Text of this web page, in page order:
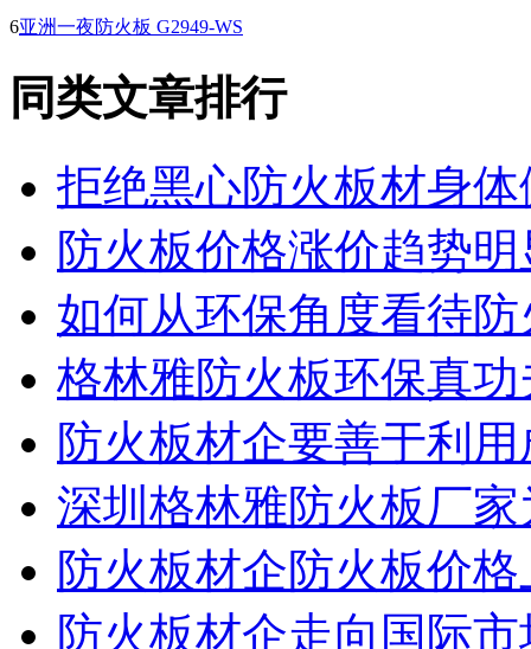
6亚洲一夜防火板 G2949-WS
同类文章排行
拒绝黑心防火板材身
防火板价格涨价趋势
如何从环保角度看待
格林雅防火板环保真
防火板材企要善于利
深圳格林雅防火板厂
防火板材企防火板价
防火板材企走向国际